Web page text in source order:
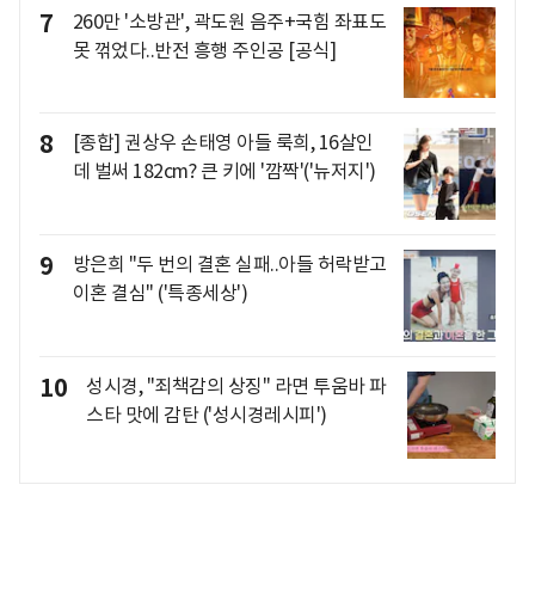
7
260만 '소방관', 곽도원 음주+국힘 좌표도
못 꺾었다..반전 흥행 주인공 [공식]
8
[종합] 권상우 손태영 아들 룩희, 16살인
데 벌써 182cm? 큰 키에 '깜짝'('뉴저지')
9
방은희 "두 번의 결혼 실패..아들 허락받고
이혼 결심" ('특종세상')
10
성시경, "죄책감의 상징" 라면 투움바 파
스타 맛에 감탄 ('성시경레시피')